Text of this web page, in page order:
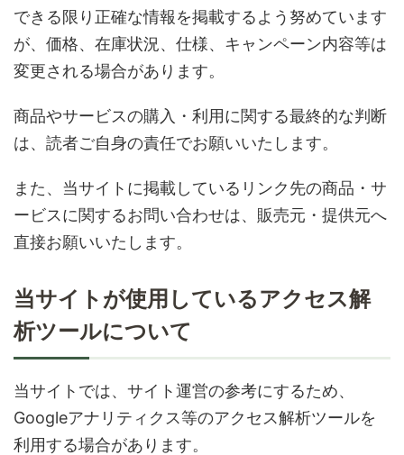
できる限り正確な情報を掲載するよう努めています
が、価格、在庫状況、仕様、キャンペーン内容等は
変更される場合があります。
商品やサービスの購入・利用に関する最終的な判断
は、読者ご自身の責任でお願いいたします。
また、当サイトに掲載しているリンク先の商品・サ
ービスに関するお問い合わせは、販売元・提供元へ
直接お願いいたします。
当サイトが使用しているアクセス解
析ツールについて
当サイトでは、サイト運営の参考にするため、
Googleアナリティクス等のアクセス解析ツールを
利用する場合があります。